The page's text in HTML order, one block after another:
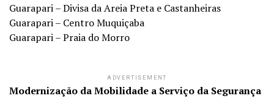
Guarapari – Divisa da Areia Preta e Castanheiras
Guarapari – Centro Muquiçaba
Guarapari – Praia do Morro
ADVERTISEMENT
Modernização da Mobilidade a Serviço da Segurança